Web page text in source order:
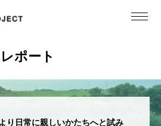
レポート
り日常に親しいかたちへと試み